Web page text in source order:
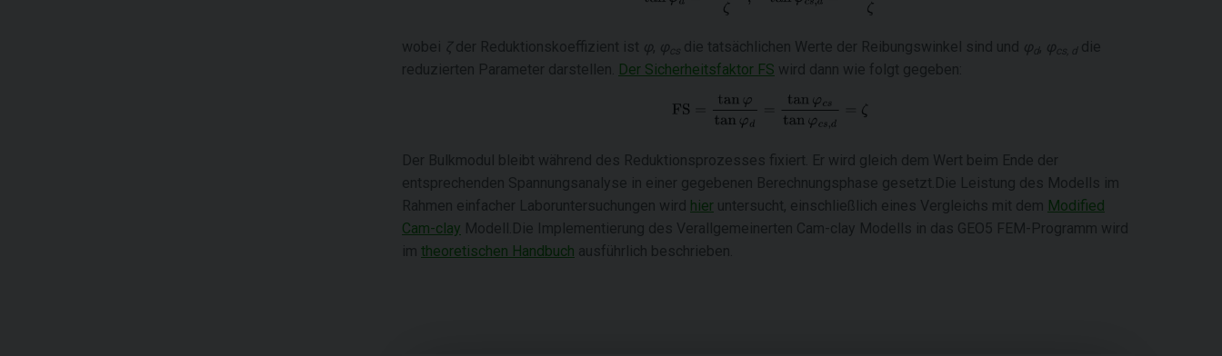
wobei ζ der Reduktionskoeffizient ist φ, φ cs die tatsächlichen Werte der Reibungswinkel sind und φ d, φ cs, ddie
reduzierten Parameter darstellen. Der Sicherheitsfaktor FS wird dann wie folgt gegeben:
Der Bulkmodul bleibt während des Reduktionsprozesses fixiert. Er wird gleich dem Wert beim Ende der
entsprechenden Spannungsanalyse in einer gegebenen Berechnungsphase gesetzt.Die Leistung des Modells im
Rahmen einfacher Laboruntersuchungen wird hier untersucht, einschließlich eines Vergleichs mit dem Modified
Cam-clay Modell.Die Implementierung des Verallgemeinerten Cam-clay Modells in das GEO5 FEM-Programm wird
im theoretischen Handbuch ausführlich beschrieben.